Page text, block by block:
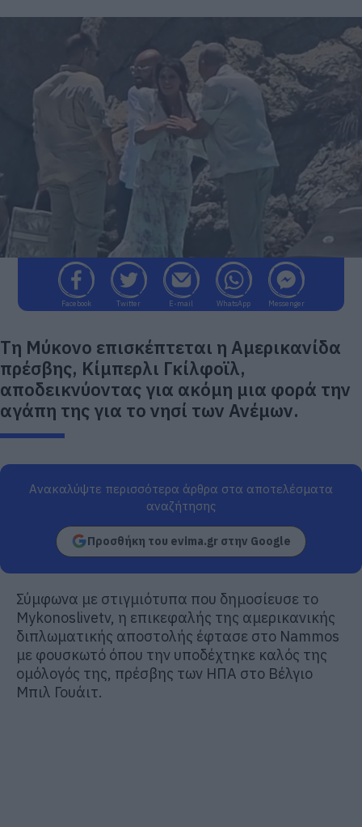
Facebook Twitter E-mail WhatsApp Messenger
Τη Μύκονο επισκέπτεται η Αμερικανίδα
πρέσβης, Κίμπερλι Γκίλφοϊλ,
αποδεικνύοντας για ακόμη μια φορά την
αγάπη της για το νησί των Ανέμων.
Ανακαλύψτε περισσότερα άρθρα στα αποτελέσματα
αναζήτησης
Προσθήκη του evima.gr στην Google
Σύμφωνα με στιγμιότυπα που δημοσίευσε το
Mykonoslivetv, η επικεφαλής της αμερικανικής
διπλωματικής αποστολής έφτασε στo Nammos
με φουσκωτό όπου την υποδέχτηκε καλός της
ομόλογός της, πρέσβης των ΗΠΑ στο Βέλγιο
Μπιλ Γουάιτ.